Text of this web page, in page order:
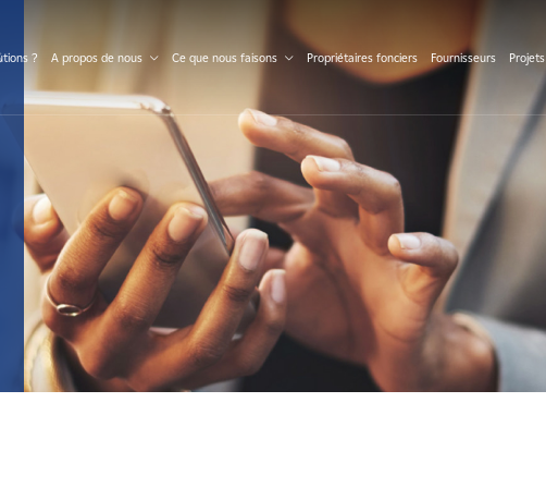
? A propos de nous Ce que nous faisons Propriétaires fonciers Fournisseurs Projets